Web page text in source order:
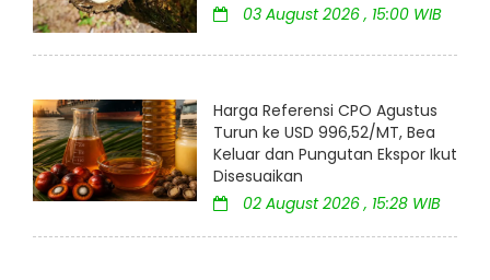
03 August 2026 , 15:00 WIB
Harga Referensi CPO Agustus
Turun ke USD 996,52/MT, Bea
Keluar dan Pungutan Ekspor Ikut
Disesuaikan
02 August 2026 , 15:28 WIB